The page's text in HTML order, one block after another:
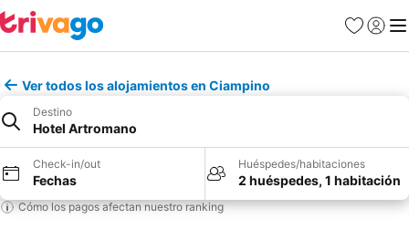
Favoritos
Iniciar
Ver todos los alojamientos en Ciampino
Destino
Hotel Artromano
Check-in/out
Fechas
Huéspedes/habitaciones
2 huéspedes, 1 habitación
Cómo los pagos afectan nuestro ranking